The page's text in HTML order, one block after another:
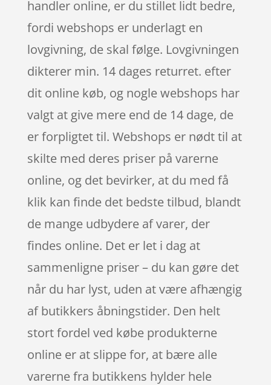
handler online, er du stillet lidt bedre,
fordi webshops er underlagt en
lovgivning, de skal følge. Lovgivningen
dikterer min. 14 dages returret. efter
dit online køb, og nogle webshops har
valgt at give mere end de 14 dage, de
er forpligtet til. Webshops er nødt til at
skilte med deres priser på varerne
online, og det bevirker, at du med få
klik kan finde det bedste tilbud, blandt
de mange udbydere af varer, der
findes online. Det er let i dag at
sammenligne priser – du kan gøre det
når du har lyst, uden at være afhængig
af butikkers åbningstider. Den helt
stort fordel ved købe produkterne
online er at slippe for, at bære alle
varerne fra butikkens hylder hele